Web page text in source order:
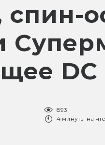
спин-
DC
893
4 минуты на